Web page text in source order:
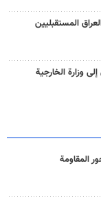
المستقبليين
إلى وزارة الخارجية
المقاومة